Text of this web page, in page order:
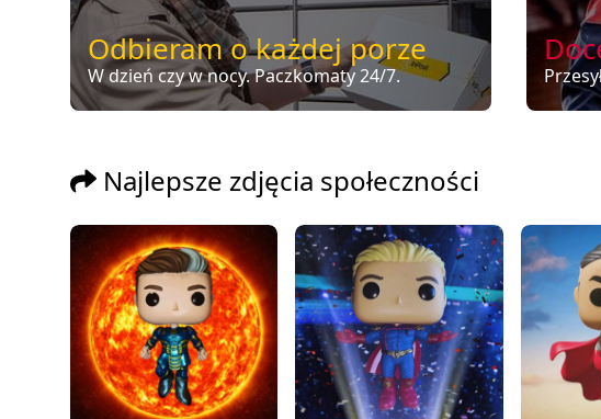
Odbieram o każdej porze
W dzień czy w nocy. Paczkomaty 24/7.
Najlepsze zdjęcia społeczności